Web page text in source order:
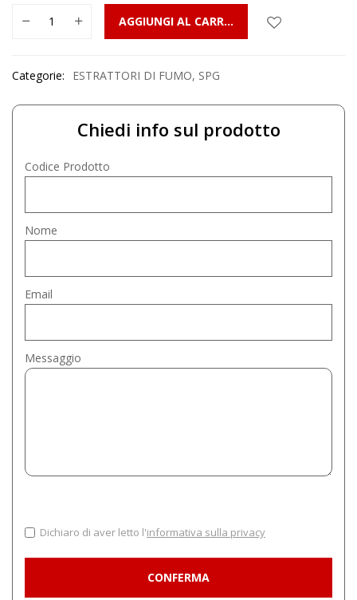
AGGIUNGI AL CARRELLO
Categorie: ESTRATTORI DI FUMO, SPG
Chiedi info sul prodotto
Codice Prodotto
Nome
Email
Messaggio
Dichiaro di aver letto l'informativa sulla privacy